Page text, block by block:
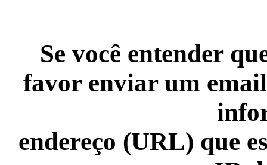
Se você entender
favor enviar um
endereço (URL) que